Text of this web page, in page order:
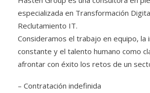
especializada en Transformación
Reclutamiento IT.
Consideramos el trabajo en equipo, la
constante y el talento humano como
afrontar con éxito los retos de un
– Contratación indefinida